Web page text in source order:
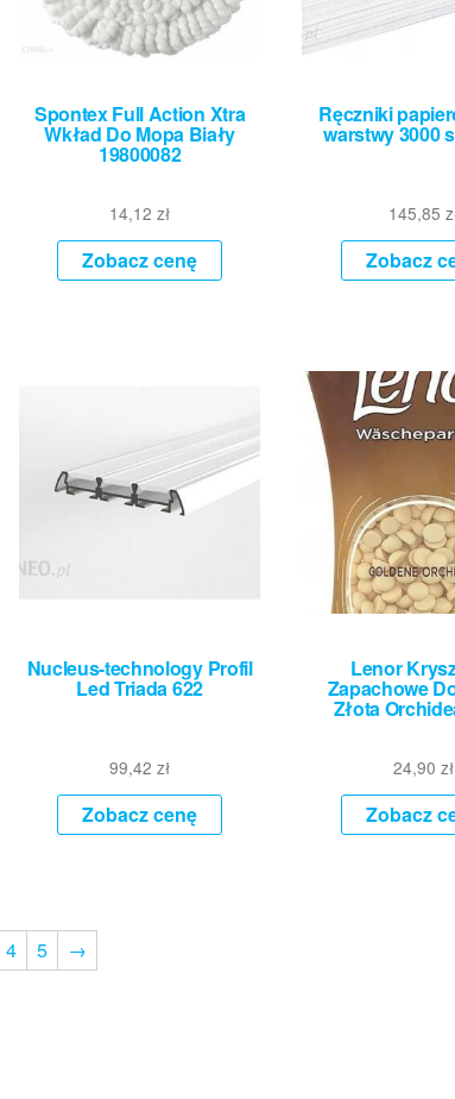
Spontex Full Action Xtra
Wkład Do Mopa Biały
19800082
14,12zł
Zobacz cenę
Ręczniki
warstwy 3000
145,85
Zobacz
Nucleus-technology Profil
Led Triada 622
99,42zł
Zobacz cenę
Lenor
Zapachowe
Złota
24,90 zł
Zobacz
4 5 →